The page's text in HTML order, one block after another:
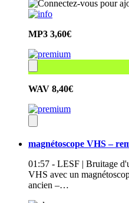
MP3 3,60€
WAV 8,40€
magnétoscope VHS –
01:57 - LESF | Bruitage
VHS avec un
ancien –…